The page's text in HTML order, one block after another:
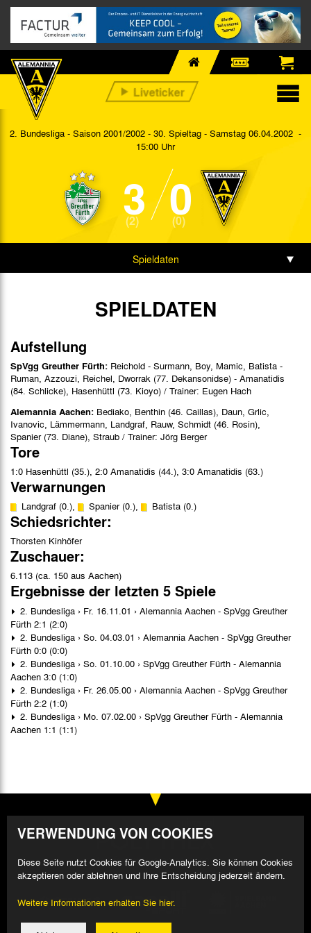
2. Bundesliga - Saison 2001/2002 - 30. Spieltag - Samstag 06.04.2002 -
15:00 Uhr
3
(2) 0
(0)
Spieldaten
SPIELDATEN
Aufstellung
SpVgg Greuther Fürth: Reichold - Surmann, Boy, Mamic, Batista -
Ruman, Azzouzi, Reichel, Dworrak (77. Dekansonidse) - Amanatidis
(84. Schlicke), Hasenhüttl (73. Kioyo) / Trainer: Eugen Hach
Alemannia Aachen: Bediako, Benthin (46. Caillas), Daun, Grlic,
Ivanovic, Lämmermann, Landgraf, Rauw, Schmidt (46. Rosin),
Spanier (73. Diane), Straub / Trainer: Jörg Berger
Tore
1:0 Hasenhüttl (35.), 2:0 Amanatidis (44.), 3:0 Amanatidis (63.)
Verwarnungen
Landgraf (0.), Spanier (0.), Batista (0.)
Schiedsrichter:
Thorsten Kinhöfer
Zuschauer:
6.113 (ca. 150 aus Aachen)
Ergebnisse der letzten 5 Spiele
2. Bundesliga › Fr. 16.11.01 › Alemannia Aachen - SpVgg Greuther
Fürth 2:1 (2:0)
2. Bundesliga › So. 04.03.01 › Alemannia Aachen - SpVgg Greuther
Fürth 0:0 (0:0)
2. Bundesliga › So. 01.10.00 › SpVgg Greuther Fürth - Alemannia
Aachen 3:0 (1:0)
2. Bundesliga › Fr. 26.05.00 › Alemannia Aachen - SpVgg Greuther
Fürth 2:2 (1:0)
2. Bundesliga › Mo. 07.02.00 › SpVgg Greuther Fürth - Alemannia
Aachen 1:1 (1:1)
VERWENDUNG VON COOKIES
Diese Seite nutzt Cookies für Google-Analytics. Sie können Cookies
akzeptieren oder ablehnen und Ihre Entscheidung jederzeit ändern.
Weitere Informationen erhalten Sie hier.